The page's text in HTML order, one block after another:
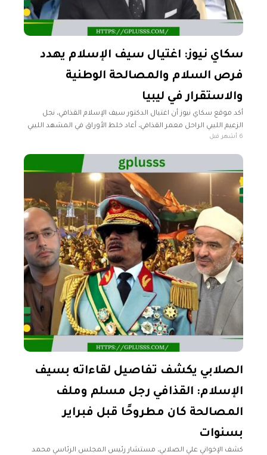
سكاي نيوز: اغتيال سيف الإسلام يهدد
فرص السلام والمصالحة الوطنية
والاستقرار في ليبيا
أكد موقع سكاي نيوز أن اغتيال الدكتور سيف الإسلام القذافي، نجل
الزعيم الليبي الراحل معمر القذافي، أعاد خلط الأوراق في المشهد الليبي
وفتح بابًا واسعا من التساؤلات حول الجهات المستفيدة
6 أشهر قبل
الصلابي يكشف تفاصيل لقاءاته بسيف
الإسلام: القذافي رجل مسلم وملف
المصالحة كان مطروحًا قبل فبراير
بسنوات
كشف الإخواني علي الصلابي، مستشار رئيس المجلس الرئاسي محمد